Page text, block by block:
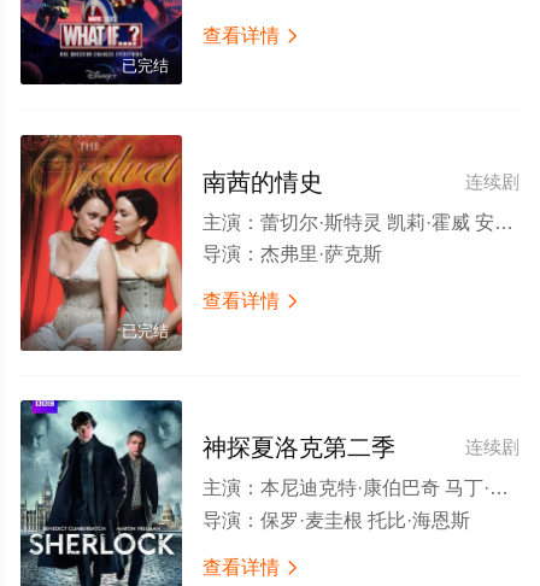
已完结
查看详情 
已完结
连续剧
南茜的情史
主演： 蕾切尔·斯特灵 凯莉·霍威 安娜·钱斯勒 乔迪·梅 阿列克谢·赛尔 约翰·鲍维 莎莉·霍金斯 迪·波特切尔 卡尔·蔡斯 珍妮特·亨弗瑞 丹尼尔·梅斯 伯娜丝·斯戴杰斯 Sara Stockbridge Susie Valerio 休·博纳维尔 约翰尼·维加斯 Louis Alderton Diane Beck 本尼迪克特·康伯巴奇 安吉拉科伦 Heather Dickinson 莫妮卡·杜兰 Janet Fullerlove Milly Gregory 理查德·霍普 Annie Hulley 迪恩·里侬斯
导演： 杰弗里·萨克斯
查看详情 
连续剧
神探夏洛克第二季
主演： 本尼迪克特·康伯巴奇 马丁·弗瑞曼 鲁珀特·格雷夫斯 马克·加蒂斯 安德鲁·斯科特 尤娜·斯塔布斯 露易丝·布瑞丽 劳拉·普沃 凯瑟琳·帕金森 拉塞尔·托维 阿米莉亚·布摩 伊恩·哈拉德 丹尼·韦伯 奥娜·卓别林 安德鲁·哈维尔 托德·博伊斯 理查德·坎宁汉姆 卢克·纽伯里 罗莎琳德·霍尔斯特德 彼得·佩德罗 霍纳·妮芙茜 汤玛欣·蓝德 利萨·麦克阿里斯特 Simon Thorp Anthony Cozens Rosemary Smith
导演： 保罗·麦圭根 托比·海恩斯
查看详情 